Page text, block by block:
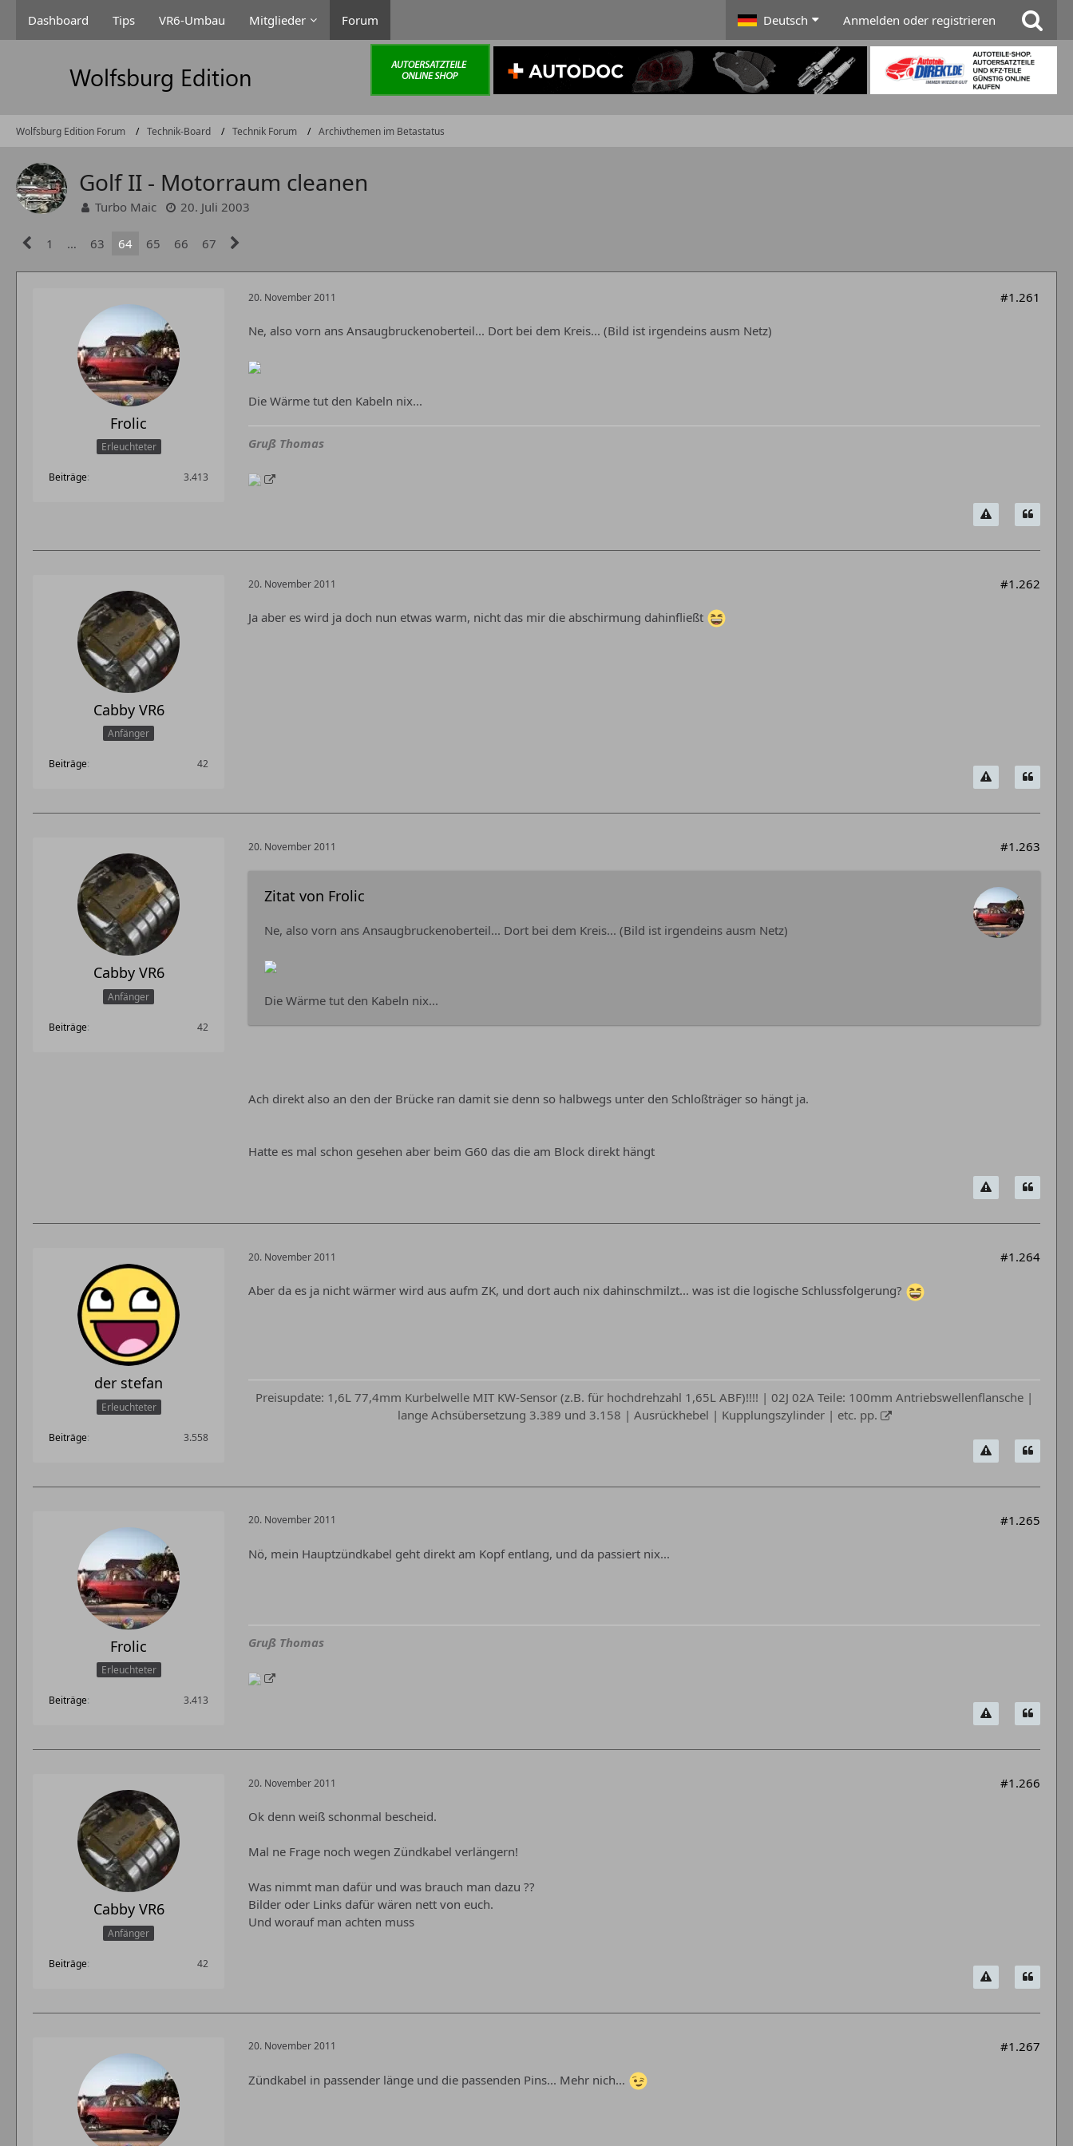
Dashboard Tips VR6-Umbau Mitglieder Forum Deutsch Anmelden oder registrieren
Wolfsburg Edition Forum Technik-Board Technik Forum Archivthemen im Betastatus
Golf II - Motorraum cleanen
Turbo Maic 20. Juli 2003
1 … 63 64 65 66 67
Frolic
Erleuchteter
Beiträge 3.413
20. November 2011 #1.261
Ne, also vorn ans Ansaugbruckenoberteil... Dort bei dem Kreis... (Bild ist irgendeins ausm Netz)
Die Wärme tut den Kabeln nix...
Gruß Thomas
Cabby VR6
Anfänger
Beiträge 42
20. November 2011 #1.262
Ja aber es wird ja doch nun etwas warm, nicht das mir die abschirmung dahinfließt
Cabby VR6
Anfänger
Beiträge 42
20. November 2011 #1.263
Zitat von Frolic
Ne, also vorn ans Ansaugbruckenoberteil... Dort bei dem Kreis... (Bild ist irgendeins ausm Netz)
Die Wärme tut den Kabeln nix...
Ach direkt also an den der Brücke ran damit sie denn so halbwegs unter den Schloßträger so hängt ja.
Hatte es mal schon gesehen aber beim G60 das die am Block direkt hängt
der stefan
Erleuchteter
Beiträge 3.558
20. November 2011 #1.264
Aber da es ja nicht wärmer wird aus aufm ZK, und dort auch nix dahinschmilzt... was ist die logische Schlussfolgerung?
Preisupdate: 1,6L 77,4mm Kurbelwelle MIT KW-Sensor (z.B. für hochdrehzahl 1,65L ABF)!!!! | 02J 02A Teile: 100mm Antriebswellenflansche |
lange Achsübersetzung 3.389 und 3.158 | Ausrückhebel | Kupplungszylinder | etc. pp.
Frolic
Erleuchteter
Beiträge 3.413
20. November 2011 #1.265
Nö, mein Hauptzündkabel geht direkt am Kopf entlang, und da passiert nix...
Gruß Thomas
Cabby VR6
Anfänger
Beiträge 42
20. November 2011 #1.266
Ok denn weiß schonmal bescheid.
Mal ne Frage noch wegen Zündkabel verlängern!
Was nimmt man dafür und was brauch man dazu ??
Bilder oder Links dafür wären nett von euch.
Und worauf man achten muss
20. November 2011 #1.267
Zündkabel in passender länge und die passenden Pins... Mehr nich...